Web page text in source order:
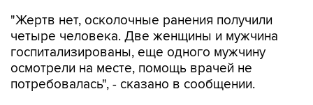
"Жертв нет, осколочные ранения получили
четыре человека. Две женщины и мужчина
госпитализированы, еще одного мужчину
осмотрели на месте, помощь врачей не
потребовалась", - сказано в сообщении.